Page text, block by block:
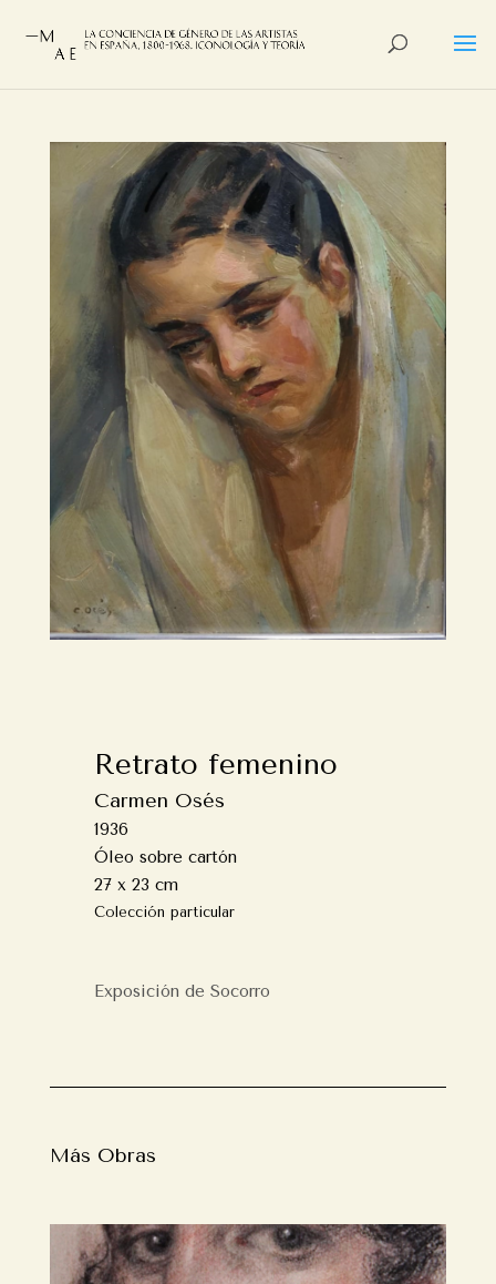
Retrato femenino
Carmen Osés
1936
Óleo sobre cartón
27 x 23 cm
Colección particular
Exposición de Socorro
Más Obras